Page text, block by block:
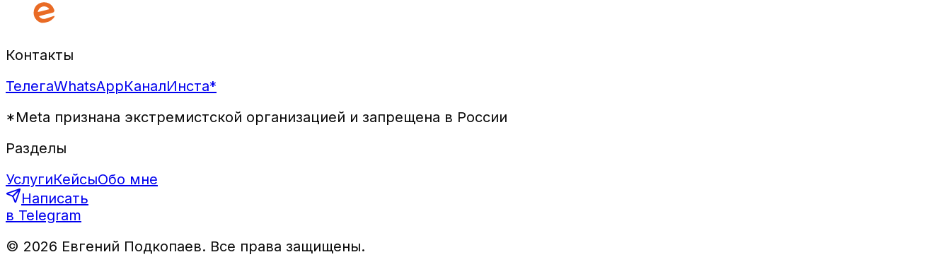
Контакты
ТелегаWhatsAppКаналИнста*
*Meta признана экстремистской организацией и запрещена в России
Разделы
УслугиКейсыОбо мне
Написать
в Telegram
© 2026 Евгений Подкопаев. Все права защищены.